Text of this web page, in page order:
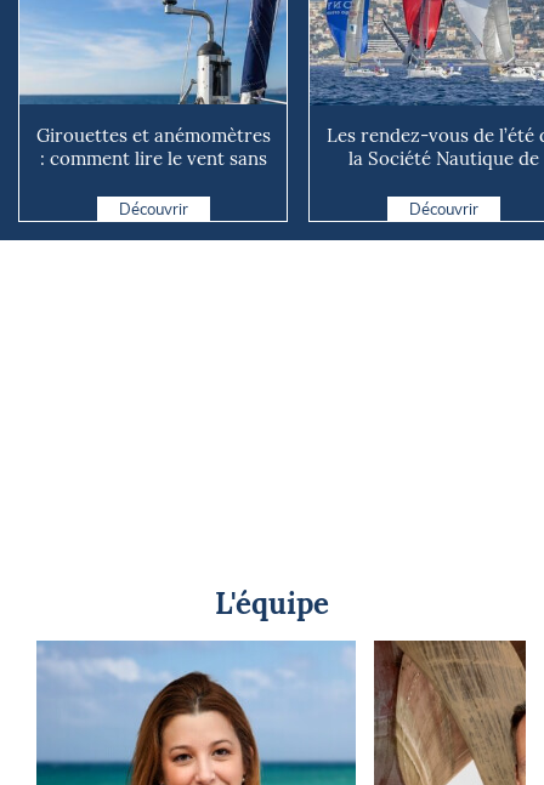
Girouettes et anémomètres
: comment lire le vent sans
Découvrir
Les rendez-vous de l’été
la Société Nautique de
Découvrir
L'équipe